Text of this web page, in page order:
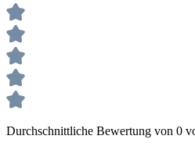
Durchschnittliche Bewertung von 0